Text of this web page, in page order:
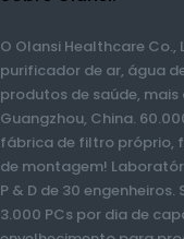
O Olansi Healthcare
purificador de ar, água
produtos de saúde,
em Guangzhou, China.
fábrica, fábrica de
fábrica própria de